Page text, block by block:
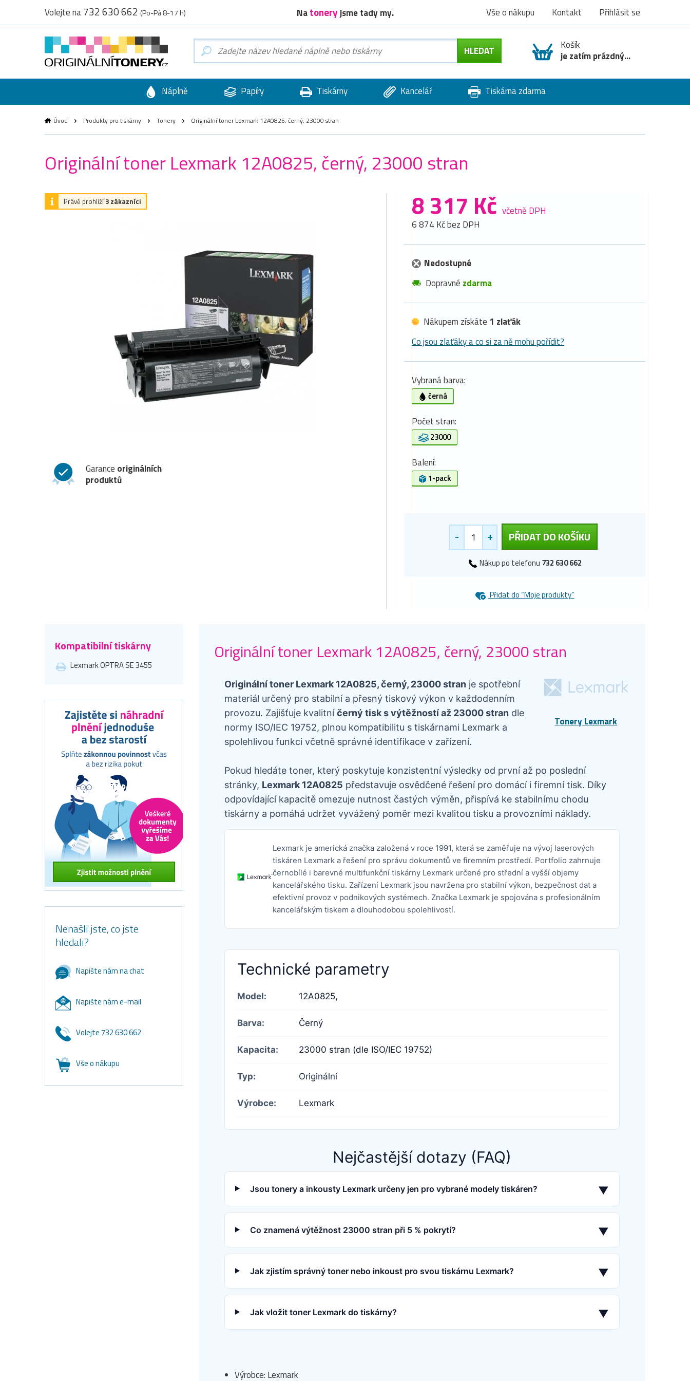
Volejte na732 630 662 (Po-Pá 8-17 h) Natoneryjsme tady my. Vše o nákupu Kontakt Přihlásit se
Košík
je zatím prázdný...
Náplně Papíry Tiskárny Kancelář Tiskárna zdarma
Úvod Produkty pro tiskárny Tonery Originální toner Lexmark 12A0825, černý, 23000 stran
Originální toner Lexmark 12A0825, černý, 23000 stran
Právě prohlíží3 zákazníci
Garance originálních
produktů
8 317 Kč včetně DPH
6 874 Kč bez DPH
Nedostupné
Dopravné zdarma
Nákupem získáte 1 zlaťák
Co jsou zlaťáky a co si za ně mohu pořídit?
Vybraná barva:
černá
Počet stran:
23000
Balení:
1-pack
- + PŘIDAT DO KOŠÍKU
Nákup po telefonu 732 630 662
Přidat do “Moje produkty”
Kompatibilní tiskárny
Lexmark OPTRA SE 3455
Nenašli jste, co jste
hledali?
Napište nám na chat
Napište nám e-mail
Volejte 732 630 662
Vše o nákupu
Originální toner Lexmark 12A0825, černý, 23000 stran
Tonery Lexmark
Originální toner Lexmark 12A0825, černý, 23000 stran je spotřební
materiál určený pro stabilní a přesný tiskový výkon v každodenním
provozu. Zajišťuje kvalitníčerný tisk s výtěžností až 23000 stran dle
normy ISO/IEC 19752, plnou kompatibilitu s tiskárnami Lexmark a
spolehlivou funkci včetně správné identifikace v zařízení.
Pokud hledáte toner, který poskytuje konzistentní výsledky od první až po poslední
stránky, Lexmark 12A0825 představuje osvědčené řešení pro domácí i firemní tisk. Díky
odpovídající kapacitě omezuje nutnost častých výměn, přispívá ke stabilnímu chodu
tiskárny a pomáhá udržet vyvážený poměr mezi kvalitou tisku a provozními náklady.
Lexmark je americká značka založená v roce 1991, která se zaměřuje na vývoj laserových
tiskáren Lexmark a řešení pro správu dokumentů ve firemním prostředí. Portfolio zahrnuje
černobílé i barevné multifunkční tiskárny Lexmark určené pro střední a vyšší objemy
kancelářského tisku. Zařízení Lexmark jsou navržena pro stabilní výkon, bezpečnost dat a
efektivní provoz v podnikových systémech. Značka Lexmark je spojována s profesionálním
kancelářským tiskem a dlouhodobou spolehlivostí.
Technické parametry
Model: 12A0825,
Barva: Černý
Kapacita: 23000 stran (dle ISO/IEC 19752)
Typ: Originální
Výrobce: Lexmark
Nejčastější dotazy (FAQ)
Jsou tonery a inkousty Lexmark určeny jen pro vybrané modely tiskáren? ▼
Co znamená výtěžnost 23000 stran při 5 % pokrytí? ▼
Jak zjistím správný toner nebo inkoust pro svou tiskárnu Lexmark? ▼
Jak vložit toner Lexmark do tiskárny? ▼
Výrobce: Lexmark